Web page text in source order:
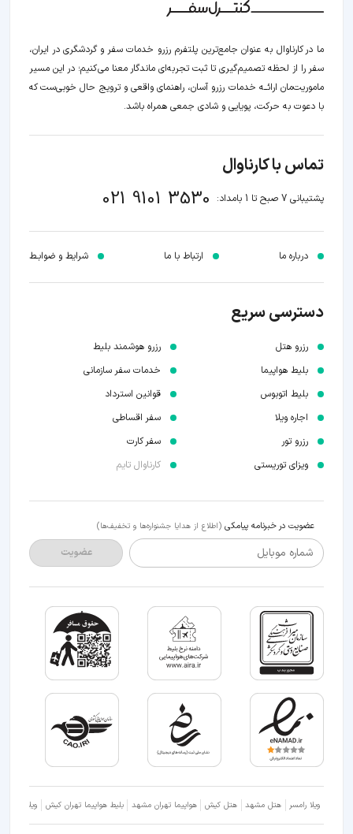
ما در کارناوال به عنوان جامع‌ترین پلتفرم رزرو خدمات سفر و گردشگری در ایران،
سفر را از لحظه‌ تصمیم‌گیری تا ثبت تجربه‌ای ماندگار معنا می‌کنیم؛ در این مسیر‍
ماموریت‌مان اراﺋــﻪ خدمات رزرو آسان، راهنمای واقعی و ترویج حال خوبی‌ست که
با دعوت به حرکت، پویایی و شادی جمعی همراه باشد.
تماس با کارناوال
پشتیبانی 7 صبح تا 1 بامداد: 021 9101 3530
درباره ما ارتباط با ما شرایط و ضوابـط
دسترسی سریع
رزرو هتل
بلیط هواپیما
بلیط اتوبوس
اجاره ویلا
رزرو تور
ویزای توریستی
رزرو هوشمند بلیط
خدمات سفر سازمانی
قوانین استرداد
سفر اقساطی
سفر کارت
کارناوال تایم
عضویت در خبرنامه پیامکی (اطلاع از هدایا جشنواره‌ها و تخفیف‌ها)
شماره موبایل عضویت
ویلا رامسر هتل مشهد هتل کیش هواپیما تهران مشهد بلیط هواپیما تهران کیش ویلا شمال